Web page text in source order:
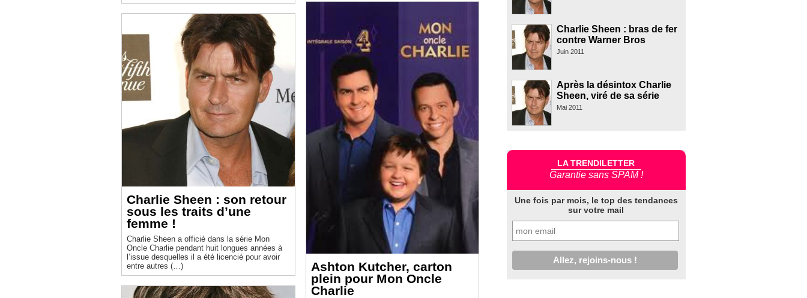
Charlie Sheen : son retour
sous les traits d’une
femme !
Charlie Sheen a officié dans la série Mon
Oncle Charlie pendant huit longues années à
l’issue desquelles il a été licencié pour avoir
entre autres (…)
Ashton Kutcher, carton
plein pour Mon Oncle
Charlie
Charlie Sheen : bras de fer
contre Warner Bros
Juin 2011
Après la désintox Charlie
Sheen, viré de sa série
Mai 2011
LA TRENDILETTER
Garantie sans SPAM !
Une fois par mois, le top des tendances
sur votre mail